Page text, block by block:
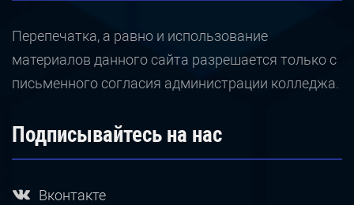
Перепечатка, а равно и использование
материалов данного сайта разрешается только с
письменного согласия администрации колледжа.
Подписывайтесь на нас
Вконтакте